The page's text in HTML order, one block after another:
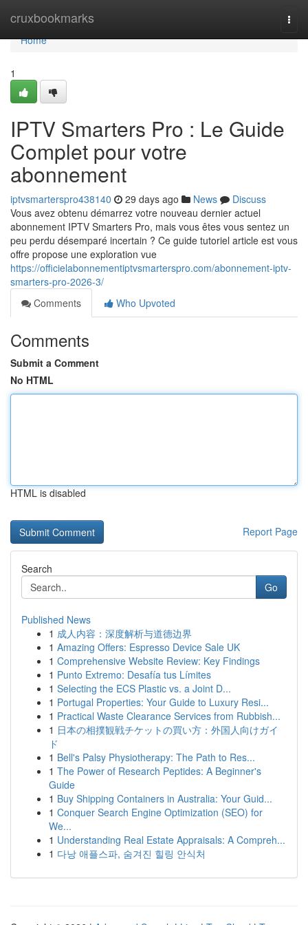
cruxbookmarks
Home
Home
1
IPTV Smarters Pro : Le Guide
Complet pour votre
abonnement
iptvsmarterspro438140 29 days ago News
Discuss
Vous avez obtenu démarrez votre nouveau dernier actuel
abonnement IPTV Smarters Pro, mais vous êtes vous sentez un
peu perdu désemparé incertain ? Ce guide tutoriel article est vous
offre propose une exploration vue
https://officielabonnementiptvsmarterspro.com/abonnement-iptv-
smarters-pro-2026-3/
Comments
Who Upvoted
Comments
Submit a Comment
No HTML
HTML is disabled
Report Page
Search
Go
Published News
1 成人内容：深度解析与道德边界
1 Amazing Offers: Espresso Device Sale UK
1 Comprehensive Website Review: Key Findings
1 Punto Extremo: Desafía tus Límites
1 Selecting the ECS Plastic vs. a Joint D...
1 Portugal Properties: Your Guide to Luxury Resi...
1 Practical Waste Clearance Services from Rubbish...
1 日本の相撲観戦チケットの買い方：外国人向けガイ
ド
1 Bell's Palsy Physiotherapy: The Path to Res...
1 The Power of Research Peptides: A Beginner's
Guide
1 Buy Shipping Containers in Australia: Your Guid...
1 Conquer Search Engine Optimization (SEO) for
We...
1 Understanding Real Estate Appraisals: A Compreh...
1 다낭 애플스파, 숨겨진 힐링 안식처